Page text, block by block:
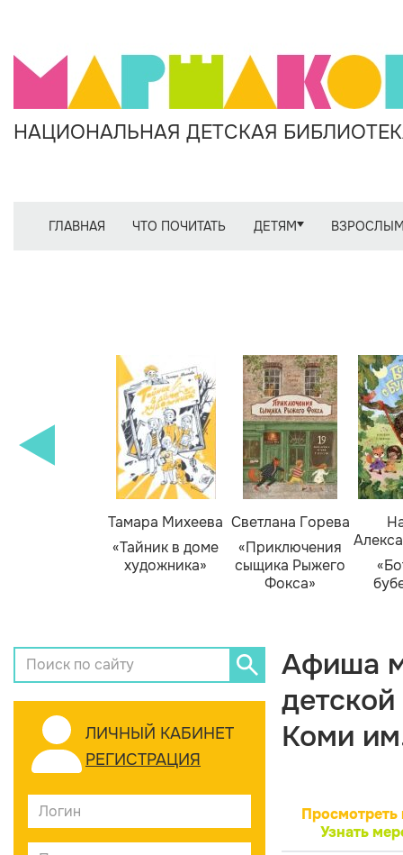
НАЦИОНАЛЬНАЯ ДЕТСКАЯ
ГЛАВНАЯ ЧТО ПОЧИТАТЬ ДЕТЯМ
Тамара Михеева
«Тайник в доме
художника»
Светлана Горева
«Приключения
сыщика Рыжего
Фокса»
ЛИЧНЫЙ КАБИНЕТ
РЕГИСТРАЦИЯ
Афиша
Коми
Просмотреть
Узнать